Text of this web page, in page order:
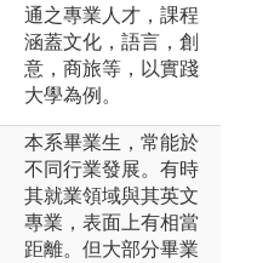
通之專業人才，課程
涵蓋文化，語言，創
意，商旅等，以實踐
大學為例。
本系畢業生，常能於
不同行業發展。有時
其就業領域與其英文
專業，表面上有相當
距離。但大部分畢業